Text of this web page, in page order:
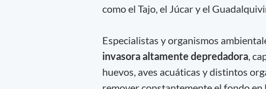
como el Tajo, el Júcar y el
Especialistas y organismos
invasora altamente depredadora,
huevos, aves acuáticas y distintos